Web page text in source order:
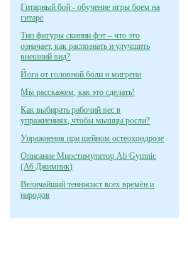
Гитарный бой - обучение игры боем на
гитаре
Тип фигуры скинни фэт – что это
означает, как распознать и улучшить
внешний вид?
Йога от головной боли и мигрени
Мы расскажем, как это сделать!
Как выбирать рабочий вес в
упражнениях, чтобы мышцы росли?
Упражнения при шейном остеохондрозе
Описание Миостимулятор Ab Gymnic
(Аб Джимник)
Величайший теннисист всех времён и
народов